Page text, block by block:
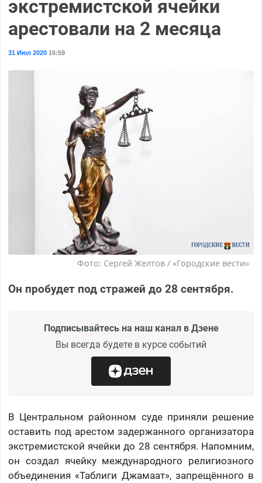
экстремистской ячейки
арестовали на 2 месяца
31 Июл 202016:59
Фото: Сергей Желтов / «Городские вести»
Он пробудет под стражей до 28 сентября.
Подписывайтесь на наш канал в Дзене
Вы всегда будете в курсе событий
В Центральном районном суде приняли решение
оставить под арестом задержанного организатора
экстремистской ячейки до 28 сентября. Напомним,
он создал ячейку международного религиозного
объединения «Таблиги Джамаат», запрещённого в